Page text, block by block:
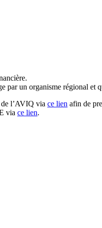
par un organisme régional
de l’AVIQ via ce lien afin de
via ce lien.